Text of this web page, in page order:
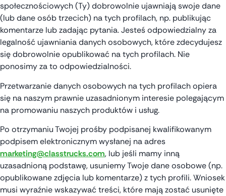
społecznościowych (Ty) dobrowolnie ujawniają swoje dane
(lub dane osób trzecich) na tych profilach, np. publikując
komentarze lub zadając pytania. Jesteś odpowiedzialny za
legalność ujawniania danych osobowych, które zdecydujesz
się dobrowolnie opublikować na tych profilach. Nie
ponosimy za to odpowiedzialności.
Przetwarzanie danych osobowych na tych profilach opiera
się na naszym prawnie uzasadnionym interesie polegającym
na promowaniu naszych produktów i usług.
Po otrzymaniu Twojej prośby podpisanej kwalifikowanym
podpisem elektronicznym wysłanej na adres
marketing@classtrucks.com, lub jeśli mamy inną
uzasadnioną podstawę, usuniemy Twoje dane osobowe (np.
opublikowane zdjęcia lub komentarze) z tych profili. Wniosek
musi wyraźnie wskazywać treści, które mają zostać usunięte